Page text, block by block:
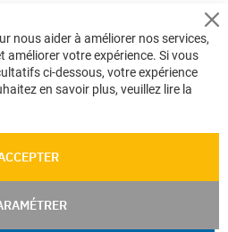
nous aider à améliorer nos services,
améliorer votre expérience. Si vous
ci-dessous, votre expérience
en savoir plus, veuillez lire la